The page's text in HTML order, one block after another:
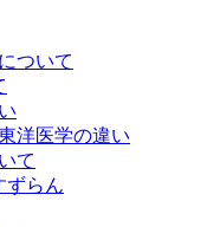
ついて
洋医学の違い
て
ずらん